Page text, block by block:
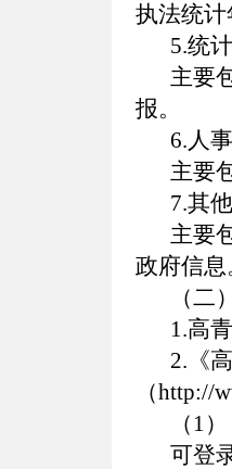
执法统
5.统
主要
报。
6.人
主要
7.其
主要
政府信息
（二
1.高
2.《
（http://
（1
可登